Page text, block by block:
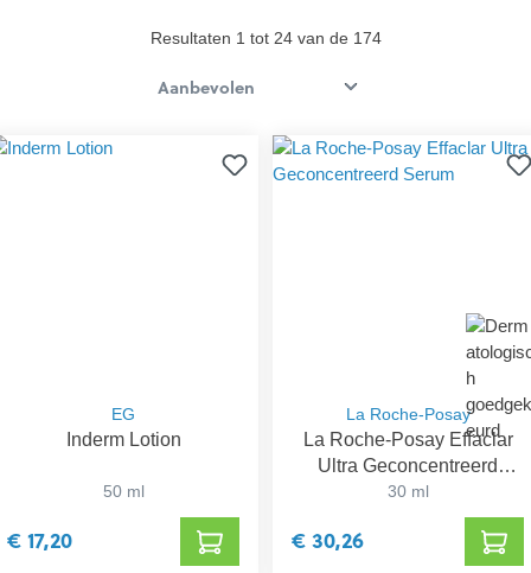
Resultaten 1 tot 24 van de 174
EG
Inderm Lotion
50 ml
€ 17,20
La Roche-Posay
La Roche-Posay Effaclar
Ultra Geconcentreerd
Serum
30 ml
€ 30,26